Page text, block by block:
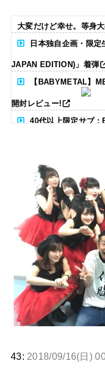
大変だけど幸せ。等身大
日本独自企画・限
JAPAN EDITION)」着弾
【BABYMETAL】
開封レビュー!
40代以上限定サブ
BABYMETAL「
タワーレコード新
Powered by livedoor 相互
43: 2018/09/16(日)